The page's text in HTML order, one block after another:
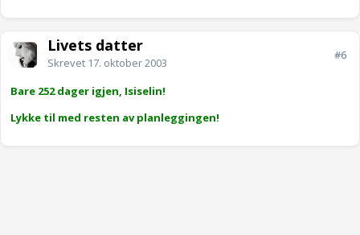
Livets datter
Skrevet 17. oktober 2003
#6
Bare 252 dager igjen, Isiselin!
Lykke til med resten av planleggingen!